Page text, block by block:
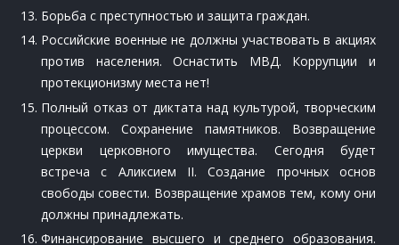
Борьба с преступностью и защита граждан.
Российские военные не должны участвовать в акциях
против населения. Оснастить МВД. Коррупции и
протекционизму места нет!
Полный отказ от диктата над культурой, творческим
процессом. Сохранение памятников. Возвращение
церкви церковного имущества. Сегодня будет
встреча с Аликсием II. Создание прочных основ
свободы совести. Возвращение храмов тем, кому они
должны принадлежать.
Финансирование высшего и среднего образования.